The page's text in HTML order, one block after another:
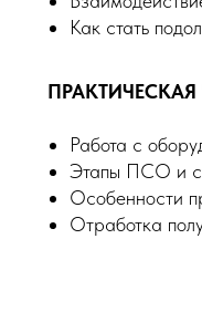
Как стать
ПРАКТИЧЕСКАЯ
Работа с
Этапы ПСО и
Особенности
Отработка